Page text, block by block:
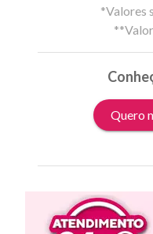
*Valores
Quero